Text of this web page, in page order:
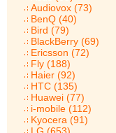
Audiovox (73)
BenQ (40)
Bird (79)
BlackBerry (69)
Ericsson (72)
Fly (188)
Haier (92)
HTC (135)
Huawei (77)
i-mobile (112)
Kyocera (91)